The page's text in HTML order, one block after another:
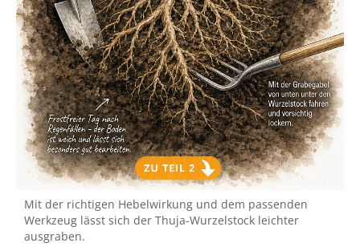
Mit der richtigen Hebelwirkung und dem passenden
Werkzeug lässt sich der Thuja-Wurzelstock leichter
ausgraben.